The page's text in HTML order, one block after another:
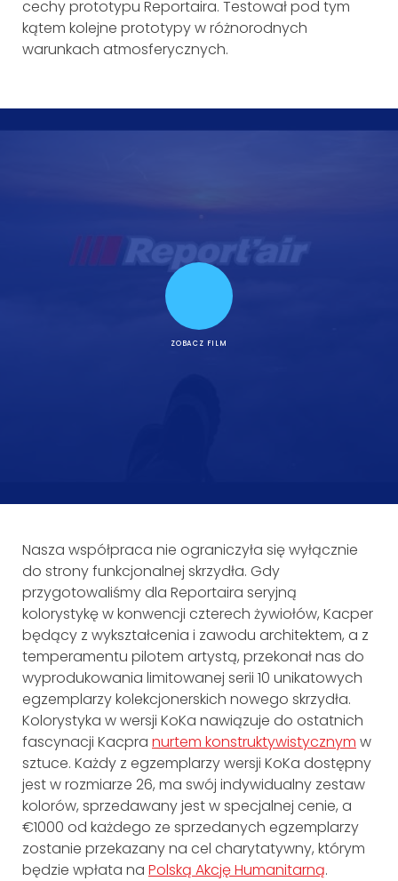
cechy prototypu Reportaira. Testował pod tym
kątem kolejne prototypy w różnorodnych
warunkach atmosferycznych.
ZOBACZ FILM
Nasza współpraca nie ograniczyła się wyłącznie
do strony funkcjonalnej skrzydła. Gdy
przygotowaliśmy dla Reportaira seryjną
kolorystykę w konwencji czterech żywiołów, Kacper
będący z wykształcenia i zawodu architektem, a z
temperamentu pilotem artystą, przekonał nas do
wyprodukowania limitowanej serii 10 unikatowych
egzemplarzy kolekcjonerskich nowego skrzydła.
Kolorystyka w wersji KoKa nawiązuje do ostatnich
fascynacji Kacpra nurtem konstruktywistycznym w
sztuce. Każdy z egzemplarzy wersji KoKa dostępny
jest w rozmiarze 26, ma swój indywidualny zestaw
kolorów, sprzedawany jest w specjalnej cenie, a
€1000 od każdego ze sprzedanych egzemplarzy
zostanie przekazany na cel charytatywny, którym
będzie wpłata na Polską Akcję Humanitarną.